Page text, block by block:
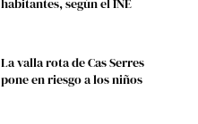
habitantes, según el INE
La valla rota de Cas Serres
pone en riesgo a los niños